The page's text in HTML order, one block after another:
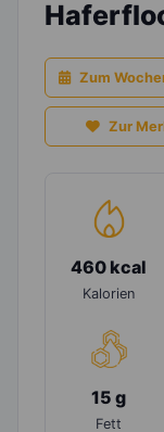
Zum
Zur
460 kcal
Kalorien
15 g
Fett